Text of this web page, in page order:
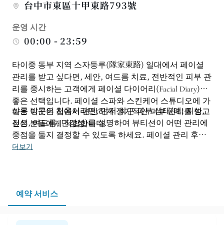
台中市東區十甲東路793號
운영 시간
00:00 - 23:59
타이중 동부 지역 스자둥루(隊家東路) 일대에서 페이셜
관리를 받고 싶다면, 세안, 여드름 치료, 전반적인 피부 관
리를 중시하는 고객에게 페이셜 다이어리(Facial Diary)는
좋은 선택입니다. 페이셜 스파와 스킨케어 스튜디오에 가
까운 이곳은 집에서 편안하게 정기적인 피부 관리를 받고
싶은 분들에게 적합합니다.
살롱 방문이 처음이라면, 먼저 최근 피부 상태(예: 지성,
건성, 여드름, 민감성)를 설명하여 뷰티션이 어떤 관리에
중점을 둘지 결정할 수 있도록 하세요. 페이셜 관리 후에
는 너무 많은 시간을 할애하지 않는 것이 좋으며, 피부 상
더보기
예약 서비스